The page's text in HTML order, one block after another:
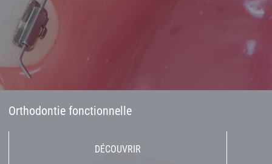
Orthodontie fonctionnelle
DÉCOUVRIR